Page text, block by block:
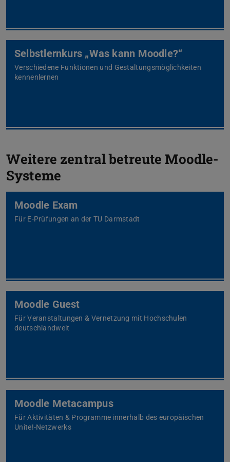
Selbstlernkurs „Was kann Moodle?“
Verschiedene Funktionen und Gestaltungsmöglichkeiten
kennenlernen
Weitere zentral betreute Moodle-
Systeme
Moodle Exam
Für E-Prüfungen an der TU Darmstadt
Moodle Guest
Für Veranstaltungen & Vernetzung mit Hochschulen
deutschlandweit
Moodle Metacampus
Für Aktivitäten & Programme innerhalb des europäischen
Unite!-Netzwerks